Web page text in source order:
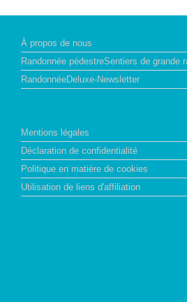
À propos de nous
Randonnée pédestreSentiers de grande
RandonnéeDeluxe-Newsletter
Mentions légales
Déclaration de confidentialité
Politique en matière de cookies
Utilisation de liens d'affiliation